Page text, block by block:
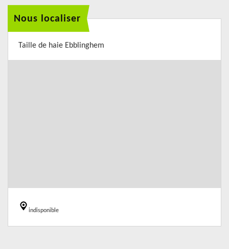
Nous localiser
Taille de haie Ebblinghem
indisponible